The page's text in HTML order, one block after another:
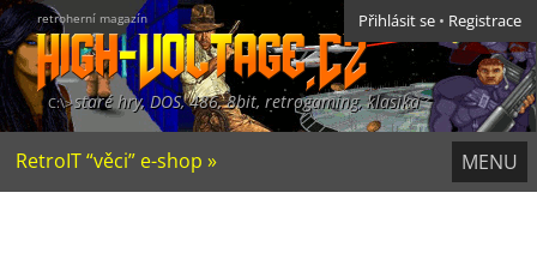
retroherní magazín
staré hry, DOS, 486, 8bit, retrogaming, klasika
Přihlásit se • Registrace
MENU
RetroIT “věci” e-shop »